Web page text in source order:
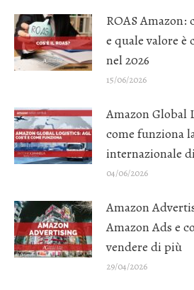
ROAS Amazon:
e quale valore è
nel 2026
15/06/2026
Amazon Global
come funziona
internazionale
04/06/2026
Amazon
Amazon Ads e
vendere di più
29/04/2026